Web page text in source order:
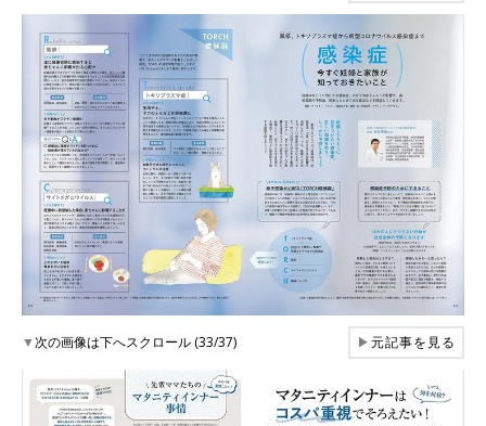
▼次の画像は下へスクロール (33/37) ▶元記事を見る